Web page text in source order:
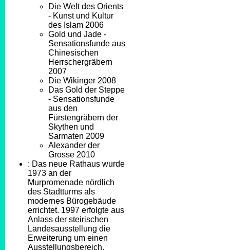
Die Welt des Orients
- Kunst und Kultur
des Islam 2006
Gold und Jade -
Sensationsfunde aus
Chinesischen
Herrschergräbern
2007
Die Wikinger 2008
Das Gold der Steppe
- Sensationsfunde
aus den
Fürstengräbern der
Skythen und
Sarmaten 2009
Alexander der
Grosse 2010
: Das neue Rathaus wurde
1973 an der
Murpromenade nördlich
des Stadtturms als
modernes Bürogebäude
errichtet. 1997 erfolgte aus
Anlass der steirischen
Landesausstellung die
Erweiterung um einen
Ausstellungsbereich,